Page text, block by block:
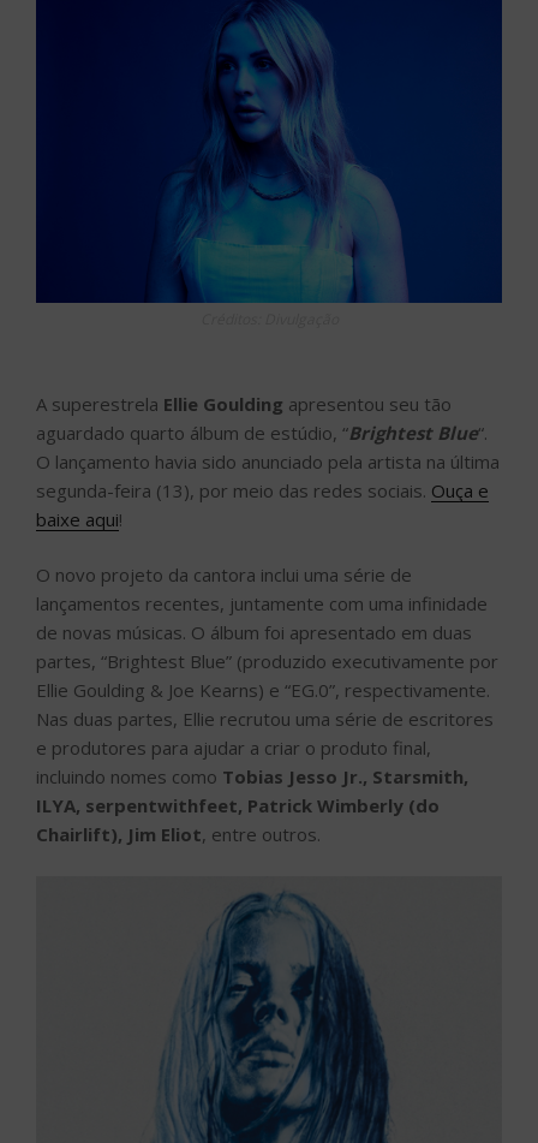
A superestrela Ellie Goulding apresentou seu tão
aguardado quarto álbum de estúdio, “Brightest Blue“.
O lançamento havia sido anunciado pela artista na última
segunda-feira (13), por meio das redes sociais. Ouça e
baixe aqui!
O novo projeto da cantora inclui uma série de
lançamentos recentes, juntamente com uma infinidade
de novas músicas. O álbum foi apresentado em duas
partes, “Brightest Blue” (produzido executivamente por
Ellie Goulding & Joe Kearns) e “EG.0”, respectivamente.
Nas duas partes, Ellie recrutou uma série de escritores
e produtores para ajudar a criar o produto final,
incluindo nomes como Tobias Jesso Jr., Starsmith,
ILYA, serpentwithfeet, Patrick Wimberly (do
Chairlift), Jim Eliot, entre outros.